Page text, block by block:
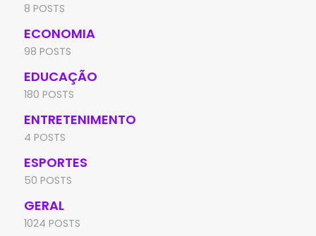
8 POSTS
ECONOMIA
98 POSTS
EDUCAÇÃO
180 POSTS
ENTRETENIMENTO
4 POSTS
ESPORTES
50 POSTS
GERAL
1024 POSTS